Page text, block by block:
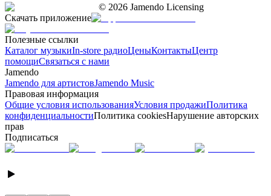
© 2026 Jamendo Licensing
Скачать приложение
Полезные ссылки
Каталог музыкиIn-store радиоЦеныКонтактыЦентр
помощиСвязаться с нами
Jamendo
Jamendo для артистовJamendo Music
Правовая информация
Общие условия использованияУсловия продажиПолитика
конфиденциальностиПолитика cookiesНарушение авторских
прав
Подписаться